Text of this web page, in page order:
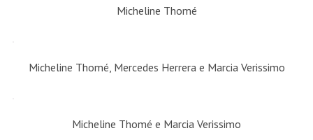
Micheline Thomé
Micheline Thomé, Mercedes Herrera e Marcia Verissimo
Micheline Thomé e Marcia Verissimo